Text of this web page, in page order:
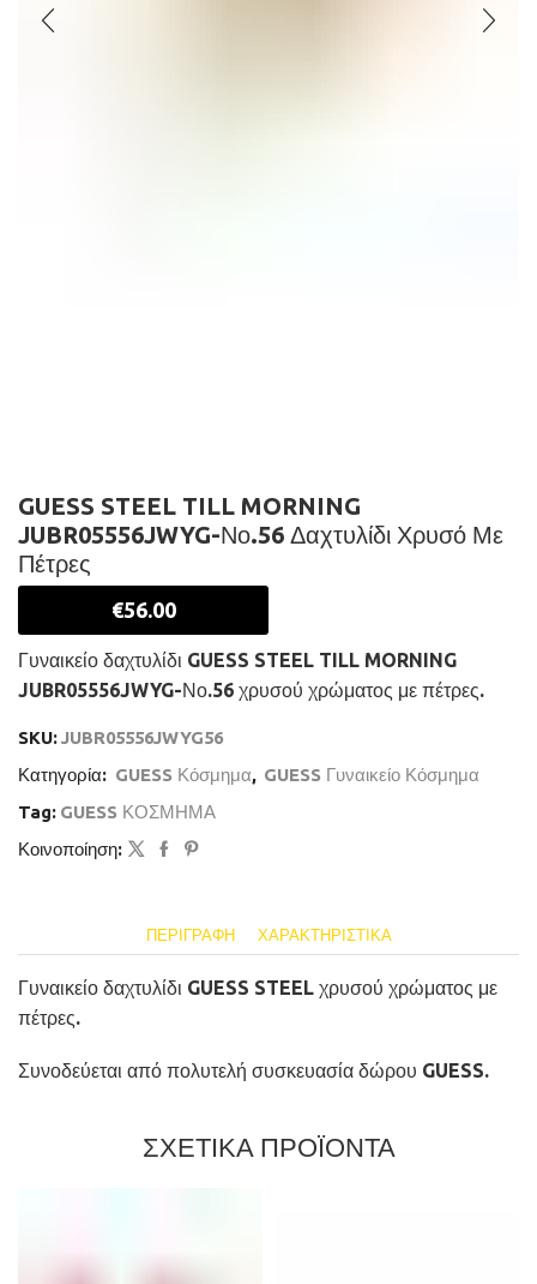
GUESS STEEL TILL MORNING
JUBR05556JWYG-Νο.56 Δαχτυλίδι Χρυσό Με
Πέτρες
€56.00
Γυναικείο δαχτυλίδι GUESS STEEL TILL MORNING
JUBR05556JWYG-Νο.56 χρυσού χρώματος με πέτρες.
SKU:JUBR05556JWYG56
Κατηγορία: GUESS Κόσμημα, GUESS Γυναικείο Κόσμημα
Tag: GUESS ΚΟΣΜΗΜΑ
Κοινοποίηση:
ΠΕΡΙΓΡΑΦΉ ΧΑΡΑΚΤΗΡΙΣΤΙΚΆ
Γυναικείο δαχτυλίδι GUESS STEEL χρυσού χρώματος με
πέτρες.
Συνοδεύεται από πολυτελή συσκευασία δώρου GUESS.
ΣΧΕΤΙΚΑ ΠΡΟΪΟΝΤΑ